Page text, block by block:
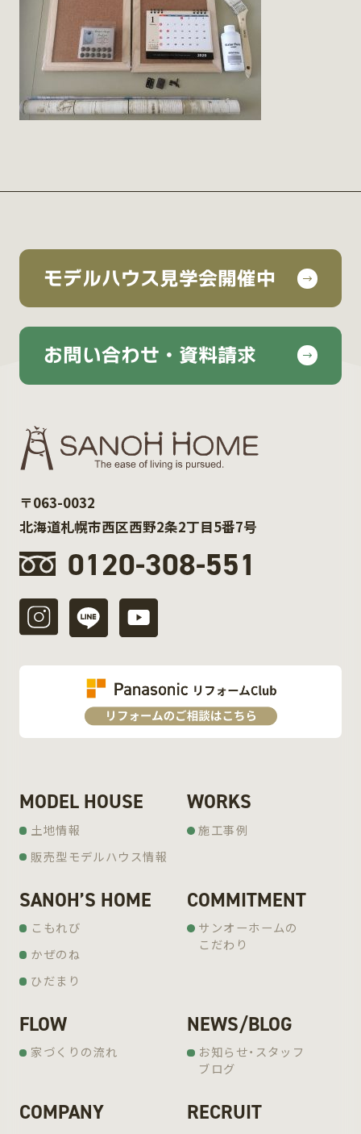
モデルハウス見学会開催中
お問い合わせ・資料請求
〒063-0032
北海道札幌市西区西野2条2丁目5番7号
0120-308-551
MODEL HOUSE
土地情報
販売型モデルハウス情報
WORKS
施工事例
SANOH’S HOME
こもれび
かぜのね
ひだまり
COMMITMENT
サンオーホームの
こだわり
FLOW
家づくりの流れ
NEWS/BLOG
お知らせ・スタッフ
ブログ
COMPANY RECRUIT